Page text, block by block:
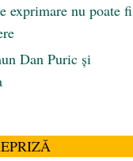
exprimare nu poate fi
Dan Puric şi